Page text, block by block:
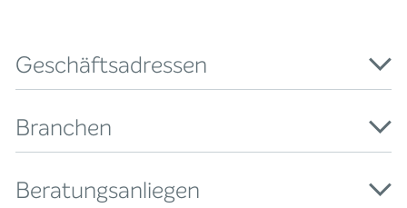
Geschäftsadressen
Branchen
Beratungsanliegen